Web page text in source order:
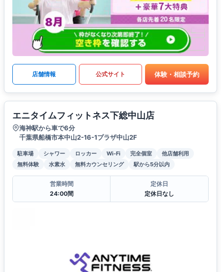
店舗情報 公式サイト 体験・相談予約
エニタイムフィットネス下総中山店
海神駅から車で6分
千葉県船橋市本中山2-16-1プラザ中山2F
駐車場 シャワー ロッカー Wi-Fi 完全個室
他店舗利用
無料体験
水素水 無料カウンセリング 駅から5分以内
営業時間
24:00間
定休日
定休日なし